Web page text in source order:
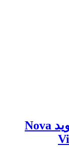
ویدیو پلیر فوق العاده برای اندروید Nova